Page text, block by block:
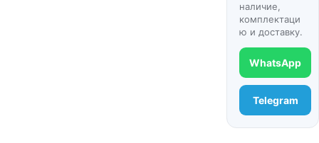
наличие,
комплектаци
ю и доставку.
WhatsApp
Telegram